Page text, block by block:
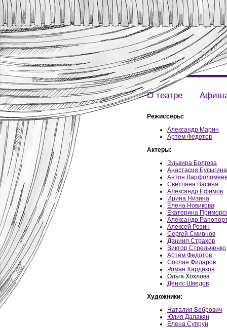
О театре
Режиссеры:
Александр Марин
Артем Федотов
Актеры:
Эльвира Болгова
Анастасия Бусыгина
Антон Варфоломеев
Светлана Васина
Александр Ефимов
Ирина Низина
Елена Новикова
Екатерина
Александр
Алексей Розин
Сергей Смирнов
Даниил Страхов
Виктор Стрельченко
Артем Федотов
Сослан Фидаров
Роман Хардиков
Ольга Хохлова
Денис Шведов
Художники:
Наталия Бобрович
Юлия Далакян
Елена Супрун